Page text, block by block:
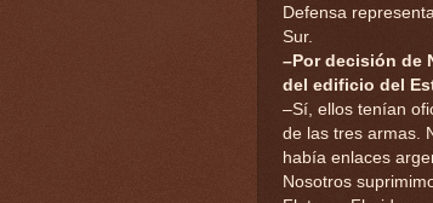
Defensa
Sur.
–Por decisión de
del edificio del
–Sí, ellos tenían
de las tres armas.
había enlaces
Nosotros